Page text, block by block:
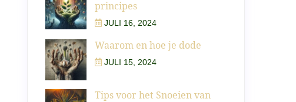
principes
JULI 16, 2024
Waarom en hoe je dode
JULI 15, 2024
Tips voor het Snoeien van